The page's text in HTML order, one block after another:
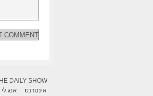
DAILY SHOW
אינטרנט
אנג לי